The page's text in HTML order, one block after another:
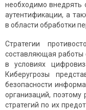
необходимо внедрять
аутентификации, а
в области обработки
Стратегии
составляющая работы
в условиях
Киберугрозы
безопасности
организаций,
стратегий по их